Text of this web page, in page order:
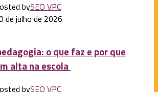
bySEO VPC
de julho de 2026
o que faz e por que
alta na escola
bySEO VPC